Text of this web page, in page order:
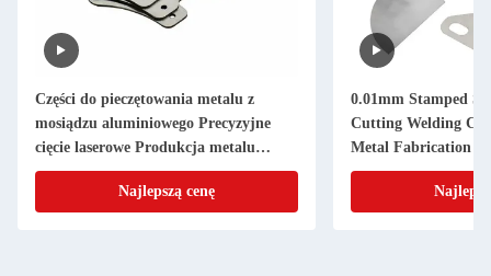
Części do pieczętowania metalu z
mosiądzu aluminiowego Precyzyjne
cięcie laserowe Produkcja metalu
arkuszowego na zamówienie
Najlepszą cenę
0.01mm Stamped
Cutting Welding
Metal Fabrication